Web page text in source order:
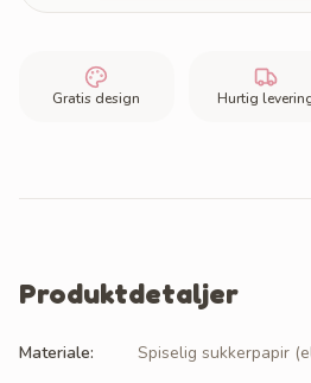
Gratis design Hurtig
Produktdetaljer
Materiale:
Spiselig sukkerpapir